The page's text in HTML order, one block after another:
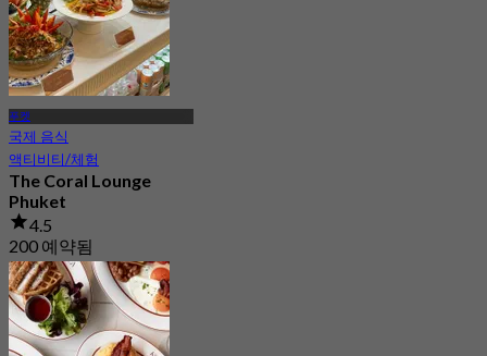
푸켓
국제 음식
액티비티/체험
The Coral Lounge
Phuket
4.5
200 예약됨
에서฿ 650